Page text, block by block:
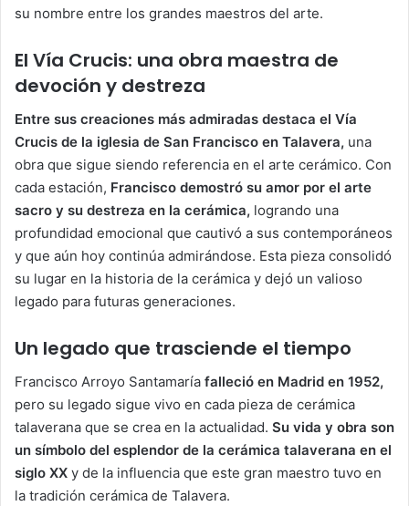
su nombre entre los grandes maestros del arte.
El Vía Crucis: una obra maestra de
devoción y destreza
Entre sus creaciones más admiradas destaca el Vía
Crucis de la iglesia de San Francisco en Talavera, una
obra que sigue siendo referencia en el arte cerámico. Con
cada estación, Francisco demostró su amor por el arte
sacro y su destreza en la cerámica, logrando una
profundidad emocional que cautivó a sus contemporáneos
y que aún hoy continúa admirándose. Esta pieza consolidó
su lugar en la historia de la cerámica y dejó un valioso
legado para futuras generaciones.
Un legado que trasciende el tiempo
Francisco Arroyo Santamaría falleció en Madrid en 1952,
pero su legado sigue vivo en cada pieza de cerámica
talaverana que se crea en la actualidad. Su vida y obra son
un símbolo del esplendor de la cerámica talaverana en el
siglo XX y de la influencia que este gran maestro tuvo en
la tradición cerámica de Talavera.